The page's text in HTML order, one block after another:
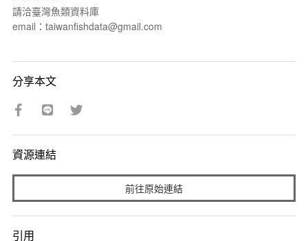
請洽臺灣魚類資料庫
email：taiwanfishdata@gmail.com
分享本文
資源連結
前往原始連結
引用